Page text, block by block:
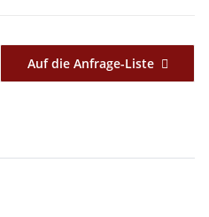
Auf die Anfrage-Liste